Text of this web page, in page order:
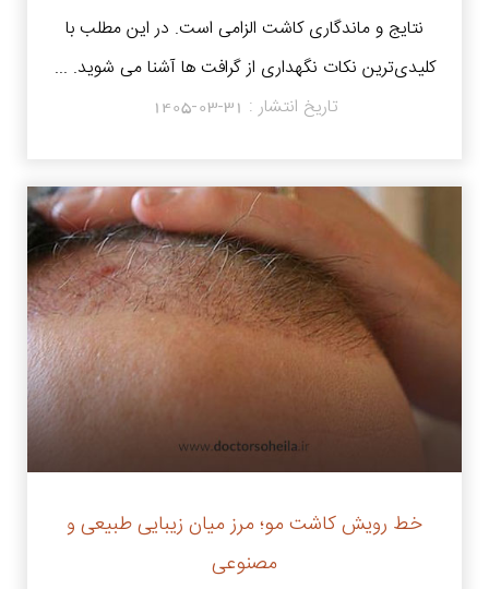
نتایج و ماندگاری کاشت الزامی است. در این مطلب با
کلیدی‌ترین نکات نگهداری از گرافت‌ ها آشنا می شوید. ...
تاریخ انتشار : 1405-03-31
خط رویش کاشت مو؛ مرز میان زیبایی طبیعی و
مصنوعی